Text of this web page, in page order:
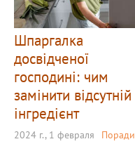
Шпаргалка
досвідченої
господині: чим
замінити відсутній
інгредієнт
2024 г., 1 февраля Поради